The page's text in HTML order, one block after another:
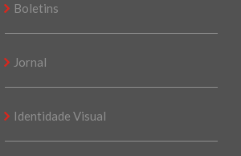
Boletins
Jornal
Identidade Visual